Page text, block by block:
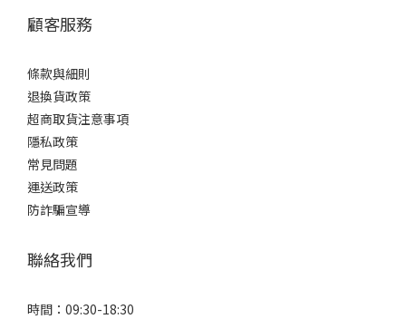
顧客服務
條款與細則
退換貨政策
超商取貨注意事項
隱私政策
常見問題
運送政策
防詐騙宣導
聯絡我們
時間：09:30-18:30